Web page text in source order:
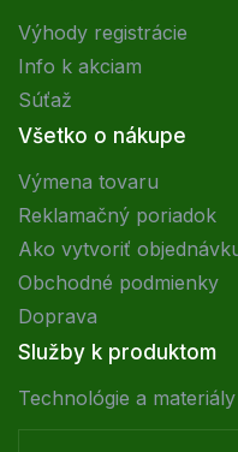
Výhody registrácie
Info k akciam
Súťaž
Všetko o nákupe
Výmena tovaru
Reklamačný poriadok
Ako vytvoriť
Obchodné podmienky
Doprava
Služby k produktom
Technológie a materiály